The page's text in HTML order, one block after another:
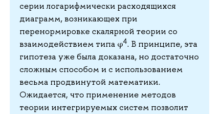
серии логарифмически расходящихся
диаграмм, возникающех при
перенормировке скалярной теории со
взаимодействием типа φ4. В принципе, эта
гипотеза уже была доказана, но достаточно
сложным способом и с использованием
весьма продвинутой математики.
Ожидается, что применение методов
теории интегрируемых систем позволит